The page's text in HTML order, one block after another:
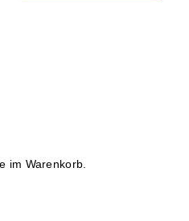
im Warenkorb.